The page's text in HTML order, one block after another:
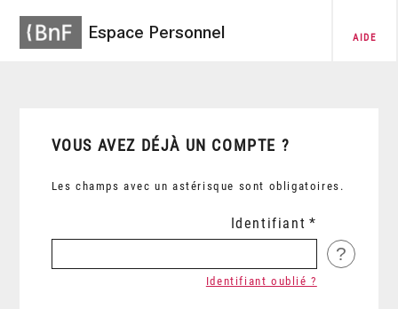
Espace Personnel AIDE
VOUS AVEZ DÉJÀ UN COMPTE ?
Les champs avec un astérisque sont obligatoires.
Identifiant
?
Identifiant oublié ?